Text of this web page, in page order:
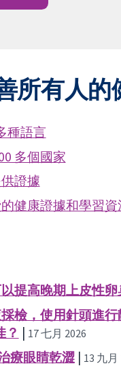
所有人的
種語言
多個國家
證據
健康證據和學習資
提高晚期上皮性
檢，使用針頭進
？ | 17 七月 2026
療眼睛乾澀| 13 九月